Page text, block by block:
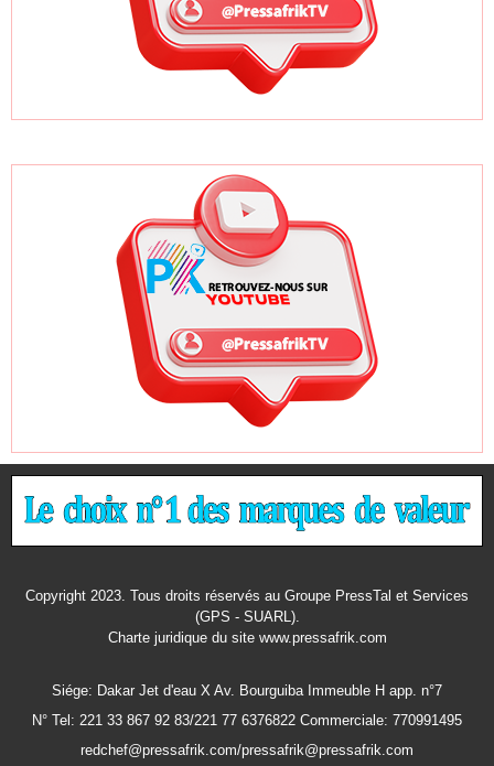
Copyright 2023. Tous droits réservés au Groupe PressTal et Services
(GPS - SUARL).
Charte juridiquedu site www.pressafrik.com
Siége: Dakar Jet d'eau X Av. Bourguiba Immeuble H app. n°7
N° Tel: 221 33 867 92 83/221 77 6376822 Commerciale: 770991495
redchef@pressafrik.com/pressafrik@pressafrik.com